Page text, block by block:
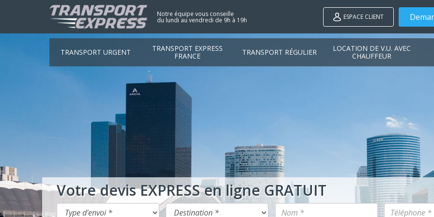
Notre équipe vous conseille
du lundi au vendredi de 9h à 19h ESPACE CLIENT
TRANSPORT URGENT
TRANSPORT EXPRESS
FRANCE
TRANSPORT RÉGULIER
LOCATION DE V.U. AVEC
CHAUFFEUR
Votre devis EXPRESS en ligne GRATUIT